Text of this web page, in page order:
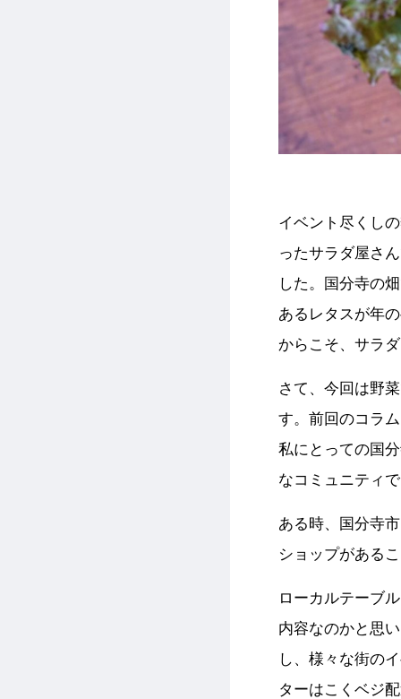
イベント尽くし
ったサラダ屋さ
した。国分寺の
あるレタスが年
からこそ、サラ
さて、今回は野
す。前回のコラ
私にとっての国
なコミュニティ
ある時、国分寺
ショップがある
ローカルテーブ
内容なのかと思
し、様々な街の
ターはこくベジ